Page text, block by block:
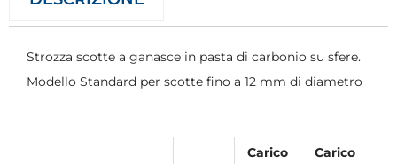
Strozza scotte a ganasce in pasta di carbonio su sfere.
Modello Standard per scotte fino a 12 mm di diametro
Carico
Carico